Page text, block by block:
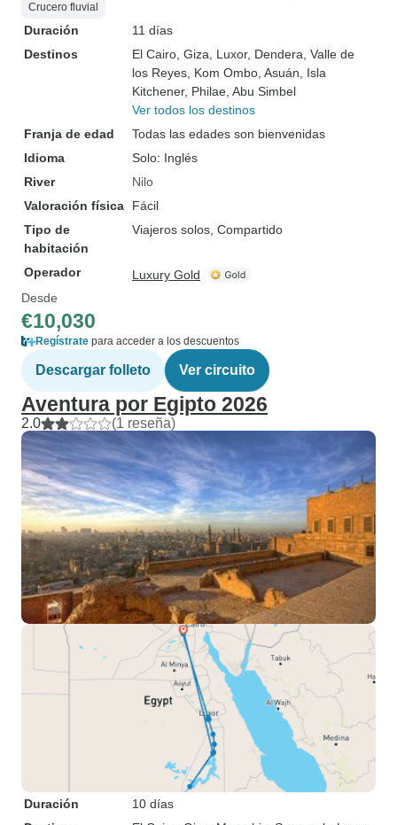
Crucero fluvial
Duración
11 días
Destinos
El Cairo , Giza , Luxor, Dendera , Valle de
los Reyes , Kom Ombo , Asuán , Isla
Kitchener, Philae , Abu Simbel
Ver todos los destinos
Franja de edad
Todas las edades son bienvenidas
Idioma
Solo: Inglés
River
Nilo
Valoración física
Fácil
Tipo de
habitación
Viajeros solos, Compartido
Operador
Luxury Gold
Desde
€10,030
Regístrate para acceder a los descuentos
Descargar folleto Ver circuito
Aventura por Egipto 2026
2.0 (1 reseña)
Duración
10 días